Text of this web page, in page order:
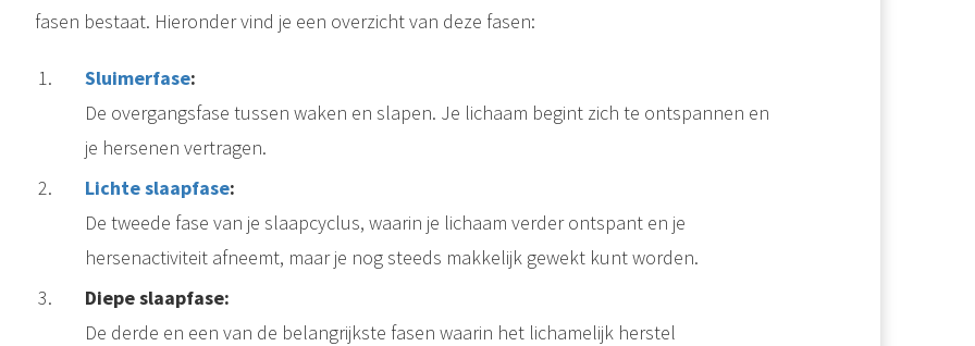
fasen bestaat. Hieronder vind je een overzicht van deze fasen:
Sluimerfase:
De overgangsfase tussen waken en slapen. Je lichaam begint zich te ontspannen en
je hersenen vertragen.
Lichte slaapfase:
De tweede fase van je slaapcyclus, waarin je lichaam verder ontspant en je
hersenactiviteit afneemt, maar je nog steeds makkelijk gewekt kunt worden.
Diepe slaapfase:
De derde en een van de belangrijkste fasen waarin het lichamelijk herstel